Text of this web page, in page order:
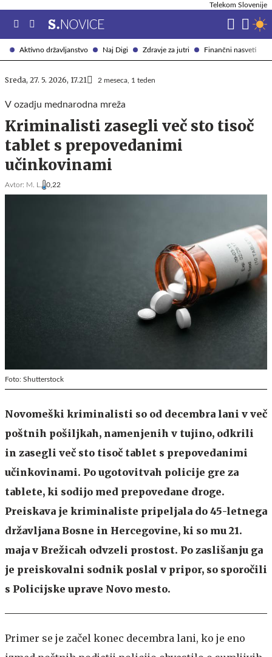
Aktivno državljanstvo Naj Digi Zdravje za jutri Finančni nasveti
Telekom Slovenije
Sreda, 27. 5. 2026, 17.21 2 meseca, 1 teden
V ozadju mednarodna mreža
Kriminalisti zasegli več sto tisoč
tablet s prepovedanimi
učinkovinami
Avtor: M. L. 0,22
Foto: Shutterstock
Novomeški kriminalisti so od decembra lani v več
poštnih pošiljkah, namenjenih v tujino, odkrili
in zasegli več sto tisoč tablet s prepovedanimi
učinkovinami. Po ugotovitvah policije gre za
tablete, ki sodijo med prepovedane droge.
Preiskava je kriminaliste pripeljala do 45-letnega
državljana Bosne in Hercegovine, ki so mu 21.
maja v Brežicah odvzeli prostost. Po zaslišanju ga
je preiskovalni sodnik poslal v pripor, so sporočili
s Policijske uprave Novo mesto.
Primer se je začel konec decembra lani, ko je eno